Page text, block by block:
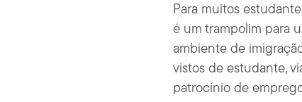
Para muitos
é um trampolim para
ambiente de
vistos de estudante,
patrocínio de